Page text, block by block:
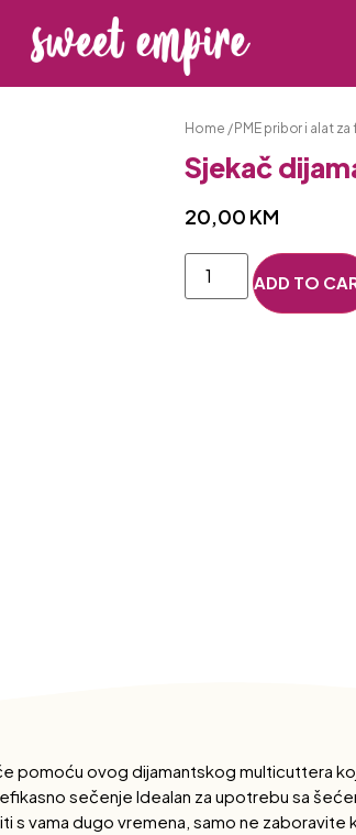
Home / PME pribor i alat
Sjekač
20,00 KM
ADD TO
pomoću ovog dijamantskog multicuttera
sečenje Idealan za upotrebu sa
vama dugo vremena, samo ne zaboravite